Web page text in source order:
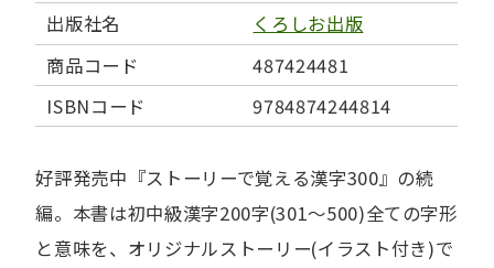
出版社名
くろしお出版
商品コード
487424481
ISBNコード
9784874244814
好評発売中『ストーリーで覚える漢字300』の続
編。本書は初中級漢字200字(301～500)全ての字形
と意味を、オリジナルストーリー(イラスト付き)で